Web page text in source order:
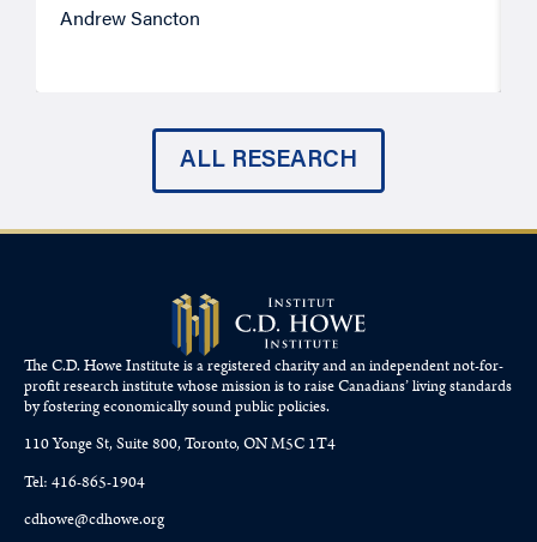
Andrew Sancton
ALL RESEARCH
The C.D. Howe Institute is a registered charity and an independent not-for-
profit research institute whose mission is to raiseCanadians’living standards
by fostering economically sound public policies.
110 Yonge St, Suite 800, Toronto, ON M5C 1T4
Tel: 416-865-1904
cdhowe@cdhowe.org